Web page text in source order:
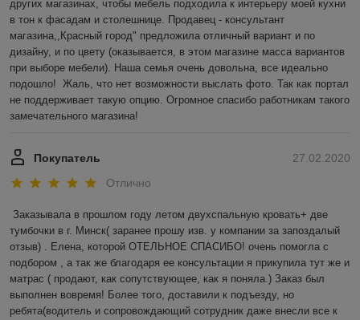
других магазинах, чтобы мебель подходила к интерьеру моей кухни
в тон к фасадам и столешнице. Продавец - консультант
магазина,,Красный город" предложила отличный вариант и по
дизайну, и по цвету (оказывается, в этом магазине масса вариантов
при выборе мебели). Наша семья очень довольна, все идеально
подошло!  Жаль, что нет возможности выслать фото. Так как портал
не поддерживает такую опцию. Огромное спасибо работникам такого
замечательного магазина!
27.02.2020
Покупатель
Отлично
Заказывала в прошлом году летом двухспальную кровать+ две
тумбочки в г. Минск( заранее прошу изв. у компании за запоздалый
отзыв) . Елена, которой ОТЕЛЬНОЕ СПАСИБО! очень помогла с
подбором , а так же благодаря ее консультации я прикупила тут же и
матрас ( продают, как сопутствующее, как я поняла.) Заказ был
выполнен вовремя! Более того, доставили к подъезду, но
ребята(водитель и сопровождающий сотрудник даже внесли все к